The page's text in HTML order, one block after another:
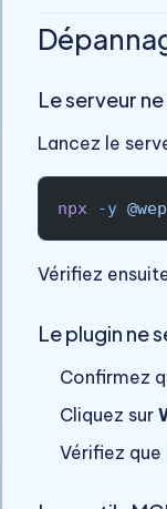
Le serveur
Lancez le
npx -y
Vérifiez
Le plugin ne
Confirmez
Cliquez sur
Vérifiez que